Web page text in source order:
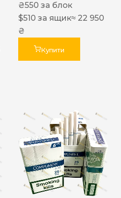
₴550 за блок
$510 за ящик≈ 22 950
₴
Купити